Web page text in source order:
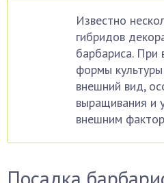
Известно
гибридов
барбариса. При
формы
внешний вид,
выращивания и
внешним